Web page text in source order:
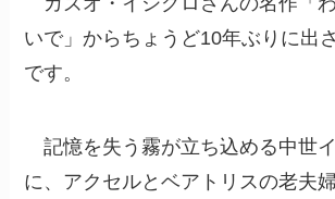
いで」からちょうど10年ぶりに出
です。
記憶を失う霧が立ち込める中世
に、アクセルとベアトリスの老夫